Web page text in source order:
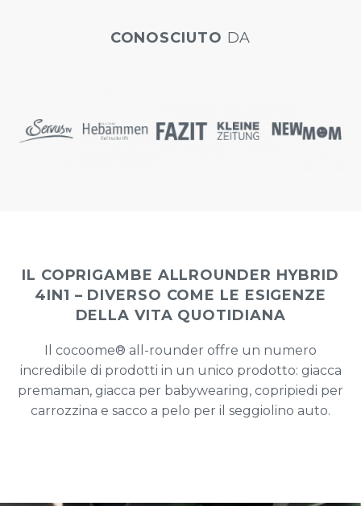
CONOSCIUTO DA
IL COPRIGAMBE ALLROUNDER HYBRID
4IN1 – DIVERSO COME LE ESIGENZE
DELLA VITA QUOTIDIANA
Il cocoome® all-rounder offre un numero
incredibile di prodotti in un unico prodotto: giacca
premaman, giacca per babywearing, copripiedi per
carrozzina e sacco a pelo per il seggiolino auto.